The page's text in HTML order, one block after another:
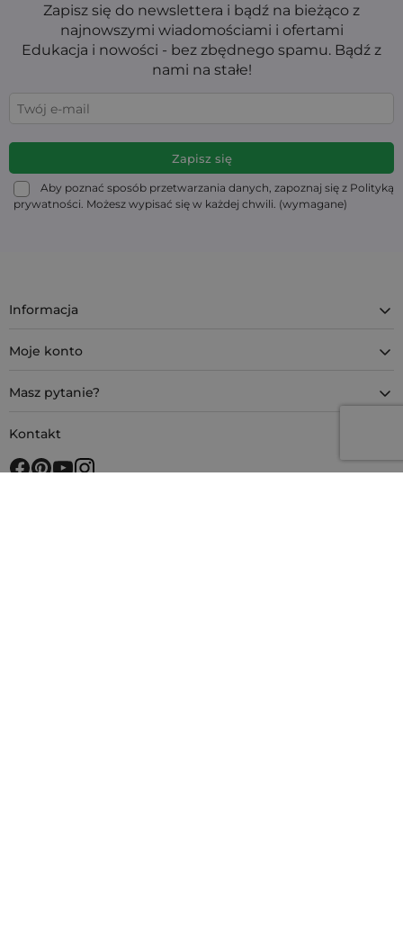
Zapisz się do newslettera i bądź na bieżąco z
najnowszymi wiadomościami i ofertami
Edukacja i nowości - bez zbędnego spamu. Bądź z
nami na stałe!
Aby poznać sposób przetwarzania danych, zapoznaj się z Polityką
prywatności. Możesz wypisać się w każdej chwili. (wymagane)
Informacja
Moje konto
Masz pytanie?
Kontakt